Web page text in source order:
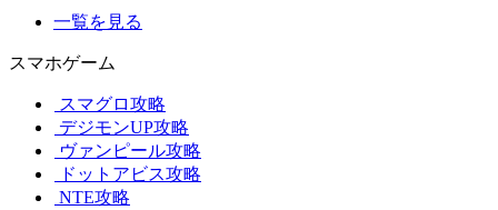
一覧を見る
スマホゲーム
スマグロ攻略
デジモンUP攻略
ヴァンピール攻略
ドットアビス攻略
NTE攻略